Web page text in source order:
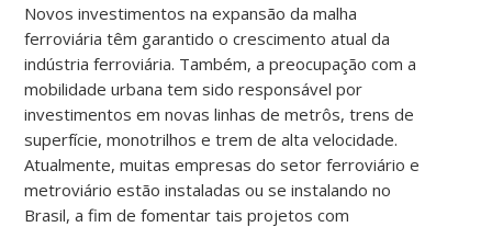
Novos investimentos na expansão da malha
ferroviária têm garantido o crescimento atual da
indústria ferroviária. Também, a preocupação com a
mobilidade urbana tem sido responsável por
investimentos em novas linhas de metrôs, trens de
superfície, monotrilhos e trem de alta velocidade.
Atualmente, muitas empresas do setor ferroviário e
metroviário estão instaladas ou se instalando no
Brasil, a fim de fomentar tais projetos com